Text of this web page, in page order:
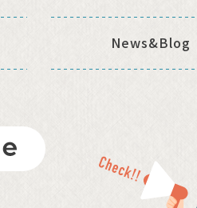
News&Blog